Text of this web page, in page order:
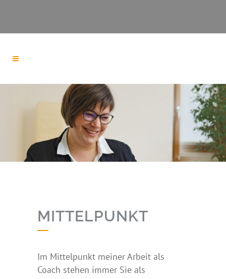
MITTELPUNKT
Im Mittelpunkt meiner Arbeit als
Coach stehen immer Sie als